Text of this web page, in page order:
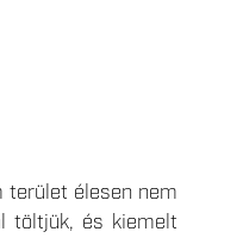
terület élesen nem
töltjük, és kiemelt